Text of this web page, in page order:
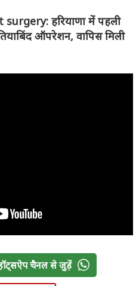
हरियाणा में पहली
ऑपरेशन, वापिस मिली
चैनल से जुड़ें